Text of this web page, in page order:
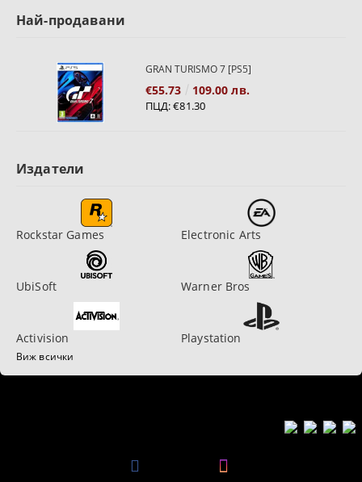
Най-продавани
GRAN TURISMO 7 [PS5]
€55.73 109.00 лв.
ПЦД:€81.30
Издатели
Rockstar Games Electronic Arts
UbiSoft Warner Bros
Activision Playstation
Виж всички